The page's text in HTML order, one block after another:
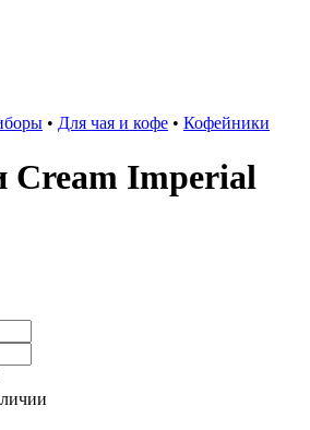
• Для чая и кофе • Кофейники
Cream Imperial